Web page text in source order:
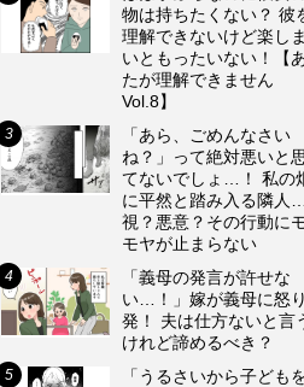
物は持ちたくない？ 彼
理解できないけど楽し
いともったいない！【
たが理解できません
Vol.8】
「あら、ごめんなさい
ね？」って絶対悪いと
てないでしょ…！ 私の
に平然と踏み入る隣人
視？悪意？その行動に
モヤが止まらない
「義母の発言が許せな
い…！」嫁が義母に怒
発！ 夫は仕方ないと言
けれど諦めるべき？
「うるさいから子ども